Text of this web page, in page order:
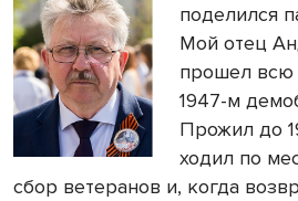
поделился
Мой отец
прошел всю
1947-м
Прожил до
ходил по
сбор ветеранов и, когда